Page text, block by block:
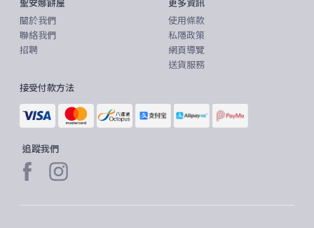
聖安娜餅屋
關於我們
聯絡我們
招聘
更多資訊
使用條款
私隱政策
網頁導覽
送貨服務
接受付款方法
追蹤我們